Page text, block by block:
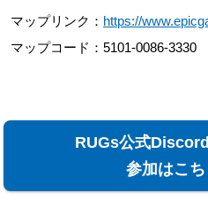
マップリンク： https://
マップコード：5101-0086-3330
RUGs公式
参加はこち